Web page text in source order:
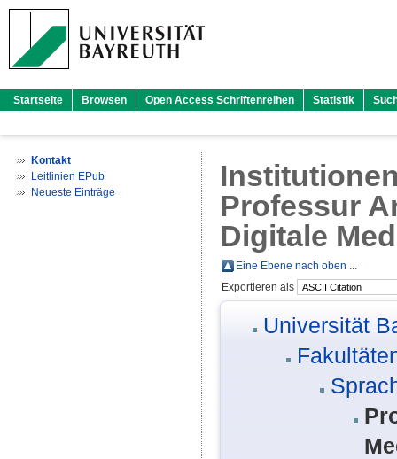
Startseite Browsen Open Access Schriftenreihen Statistik
Kontakt
Leitlinien EPub
Neueste Einträge
Professur
Digitale
Eine Ebene nach oben ...
Exportieren als
Universität